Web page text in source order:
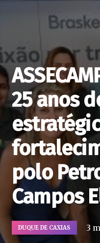
25 anos
polo
Campos
DUQUE DE CAXIAS 3